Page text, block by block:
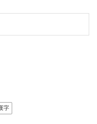
字